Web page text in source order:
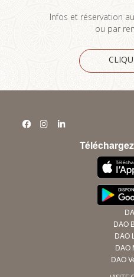
Infos et réservation au
ou par
DAO
DAO
DAO
DAO